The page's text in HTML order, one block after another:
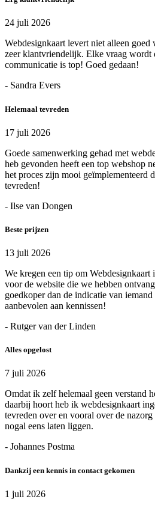
24 juli 2026
Webdesignkaart levert niet alleen
zeer klantvriendelijk. Elke vraag wordt
communicatie is top! Goed gedaan!
- Sandra Evers
Helemaal tevreden
17 juli 2026
Goede samenwerking gehad met
heb gevonden heeft een top webshop
het proces zijn mooi geïmplementeerd
tevreden!
- Ilse van Dongen
Beste prijzen
13 juli 2026
We kregen een tip om Webdesignkaart
voor de website die we hebben
goedkoper dan de indicatie van
aanbevolen aan kennissen!
- Rutger van der Linden
Alles opgelost
7 juli 2026
Omdat ik zelf helemaal geen verstand
daarbij hoort heb ik webdesignkaart
tevreden over en vooral over de
nogal eens laten liggen.
- Johannes Postma
Dankzij een kennis in contact gekomen
1 juli 2026